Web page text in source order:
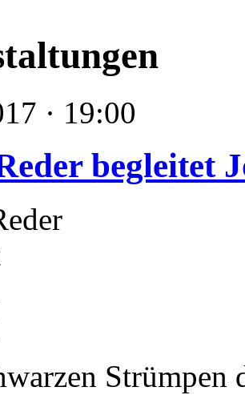
· 19:00
begleitet
Strümpen